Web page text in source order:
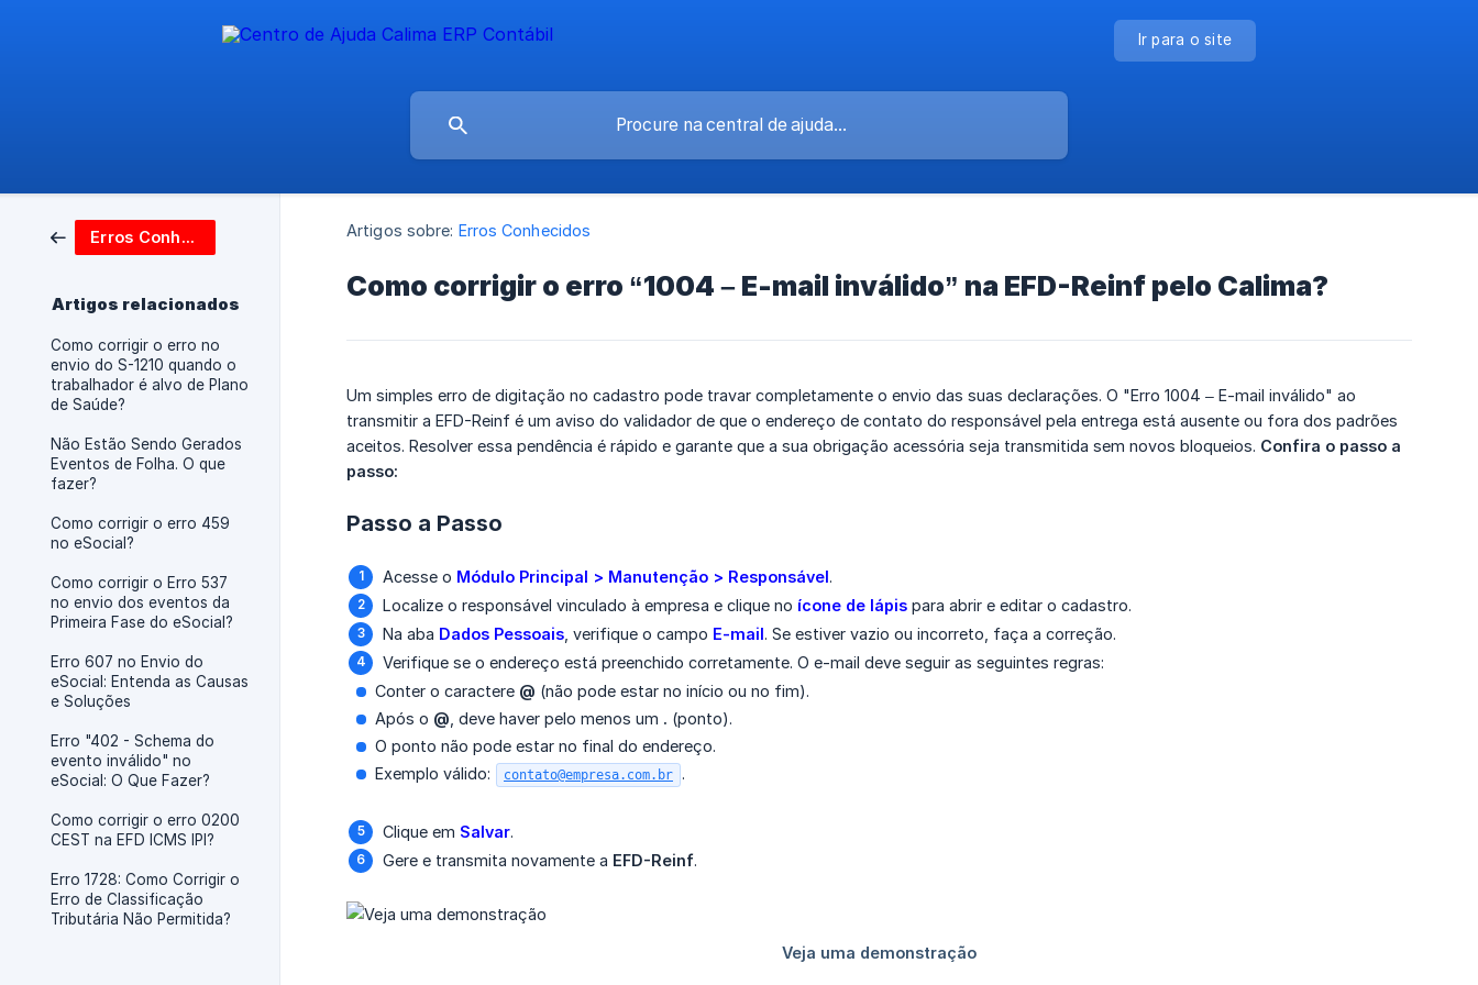
Ir para o site
Erros Conhecidos
Artigos relacionados
Como corrigir o erro no
envio do S-1210 quando o
trabalhador é alvo de Plano
de Saúde?
Não Estão Sendo Gerados
Eventos de Folha. O que
fazer?
Como corrigir o erro 459
no eSocial?
Como corrigir o Erro 537
no envio dos eventos da
Primeira Fase do eSocial?
Erro 607 no Envio do
eSocial: Entenda as Causas
e Soluções
Erro "402 - Schema do
evento inválido" no
eSocial: O Que Fazer?
Como corrigir o erro 0200
CEST na EFD ICMS IPI?
Erro 1728: Como Corrigir o
Erro de Classificação
Tributária Não Permitida?
Artigos sobre: Erros Conhecidos
Como corrigir o erro “1004 – E-mail inválido” na EFD-Reinf pelo Calima?
Um simples erro de digitação no cadastro pode travar completamente o envio das suas declarações. O "Erro 1004 – E-mail inválido" ao
transmitir a EFD-Reinf é um aviso do validador de que o endereço de contato do responsável pela entrega está ausente ou fora dos padrões
aceitos. Resolver essa pendência é rápido e garante que a sua obrigação acessória seja transmitida sem novos bloqueios. Confira o passo a
passo:
Passo a Passo
Acesse o Módulo Principal > Manutenção > Responsável.
Localize o responsável vinculado à empresa e clique no ícone de lápis para abrir e editar o cadastro.
Na aba Dados Pessoais , verifique o campo E-mail. Se estiver vazio ou incorreto, faça a correção.
Verifique se o endereço está preenchido corretamente. O e-mail deve seguir as seguintes regras:
Conter o caractere @ (não pode estar no início ou no fim).
Após o @ , deve haver pelo menos um . (ponto).
O ponto não pode estar no final do endereço.
Exemplo válido:
contato@empresa.com.br .
Clique em Salvar.
Gere e transmita novamente a EFD-Reinf.